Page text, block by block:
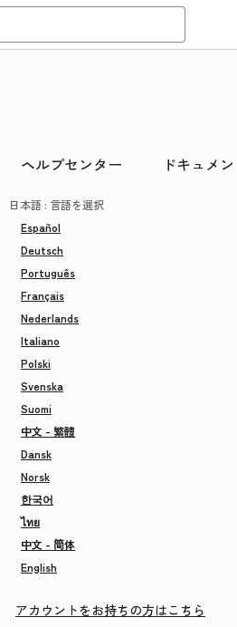
ヘルプセンター ドキュメ
日本語 : 言語を選択
Español
Deutsch
Português
Français
Nederlands
Italiano
Polski
Svenska
Suomi
中文 - 繁體
Dansk
Norsk
한국어
ไทย
中文 - 简体
English
アカウントをお持ちの方はこちら